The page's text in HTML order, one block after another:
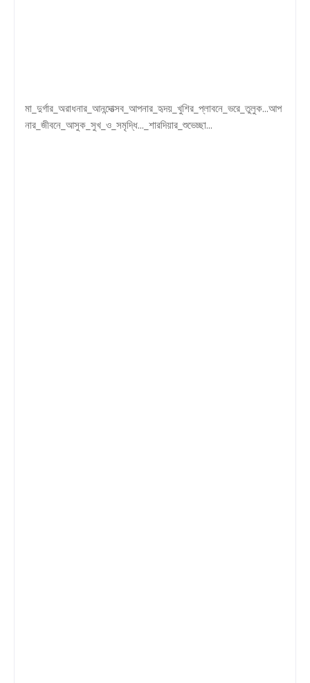
মা_দুর্গার_অরাধনার_আনন্দোত্সব_আপনার_হৃদয়_খুশির_প্লাবনে_ভরে_তুলুক...আপ
নার_জীবনে_আসুক_সুখ_ও_সমৃদ্ধি..._শারদিয়ার_শুভেচ্ছা...